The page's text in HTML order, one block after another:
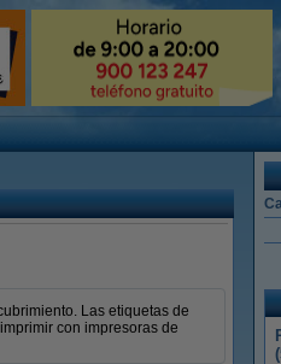
Las etiquetas de
con impresoras de